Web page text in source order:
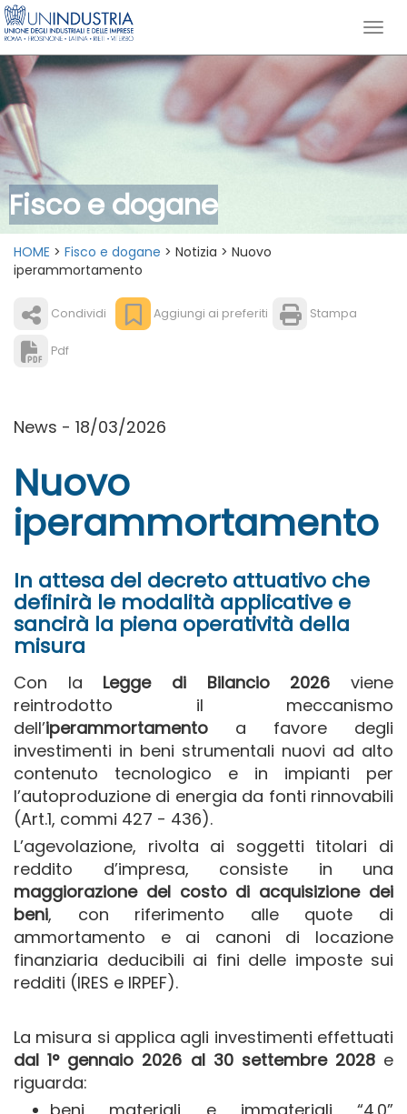
Fisco e dogane
HOME > Fisco e dogane > Notizia > Nuovo
iperammortamento
Condividi Aggiungi ai preferiti Stampa
Pdf
News - 18/03/2026
Nuovo
iperammortamento
In attesa del decreto attuativo che
definirà le modalità applicative e
sancirà la piena operatività della
misura
Con la Legge di Bilancio 2026 viene
reintrodotto il meccanismo
dell’iperammortamento a favore degli
investimenti in beni strumentali nuovi ad alto
contenuto tecnologico e in impianti per
l’autoproduzione di energia da fonti rinnovabili
(Art.1, commi 427 - 436).
L’agevolazione, rivolta ai soggetti titolari di
reddito d’impresa, consiste in una
maggiorazione del costo di acquisizione dei
beni, con riferimento alle quote di
ammortamento e ai canoni di locazione
finanziaria deducibili ai fini delle imposte sui
redditi (IRES e IRPEF).
La misura si applica agli investimenti effettuati
dal 1° gennaio 2026 al 30 settembre 2028e
riguarda: